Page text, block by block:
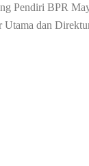
Pendiri BPR
dan